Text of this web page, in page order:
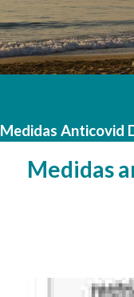
Medidas Anticovid
Medidas